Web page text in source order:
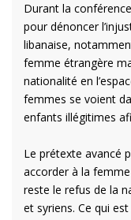
Durant la
pour dénoncer
libanaise,
femme étrangère
nationalité en
femmes se voient
enfants illégitimes
Le prétexte avancé
accorder à la
reste le refus de la
et syriens. Ce qui